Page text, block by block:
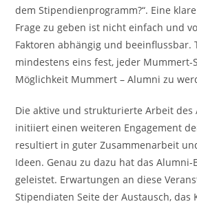
dem Stipendienprogramm?“. Eine
Frage zu geben ist nicht einfach und
Faktoren abhängig und beeinflussbar.
mindestens eins fest, jeder Mummert-
Möglichkeit Mummert – Alumni zu
Die aktive und strukturierte Arbeit des
initiiert einen weiteren Engagement
resultiert in guter Zusammenarbeit
Ideen. Genau zu dazu hat das
geleistet. Erwartungen an diese
Stipendiaten Seite der Austausch, das